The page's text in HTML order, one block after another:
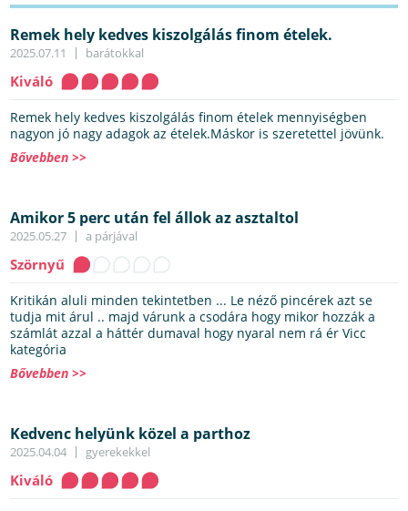
Remek hely kedves kiszolgálás finom ételek.
2025.07.11 barátokkal
Kiváló
Remek hely kedves kiszolgálás finom ételek mennyiségben
nagyon jó nagy adagok az ételek.Máskor is szeretettel jövünk.
Bővebben >>
Amikor 5 perc után fel állok az asztaltol
2025.05.27 a párjával
Szörnyű
Kritikán aluli minden tekintetben ... Le néző pincérek azt se
tudja mit árul .. majd várunk a csodára hogy mikor hozzák a
számlát azzal a háttér dumaval hogy nyaral nem rá ér Vicc
kategória
Bővebben >>
Kedvenc helyünk közel a parthoz
2025.04.04 gyerekekkel
Kiváló